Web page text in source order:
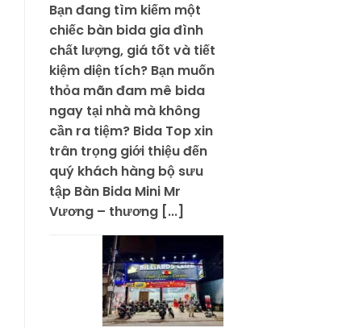
Bạn đang tìm kiếm một
chiếc bàn bida gia đình
chất lượng, giá tốt và tiết
kiệm diện tích? Bạn muốn
thỏa mãn đam mê bida
ngay tại nhà mà không
cần ra tiệm? Bida Top xin
trân trọng giới thiệu đến
quý khách hàng bộ sưu
tập Bàn Bida Mini Mr
Vương – thương [...]